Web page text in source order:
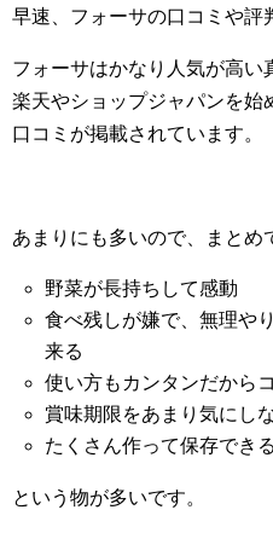
早速、フォーサの口コミや評
フォーサはかなり人気が高い
楽天やショップジャパンを始
口コミが掲載されています。
あまりにも多いので、まとめ
野菜が長持ちして感動
食べ残しが嫌で、無理や
来る
使い方もカンタンだから
賞味期限をあまり気にし
たくさん作って保存でき
という物が多いです。